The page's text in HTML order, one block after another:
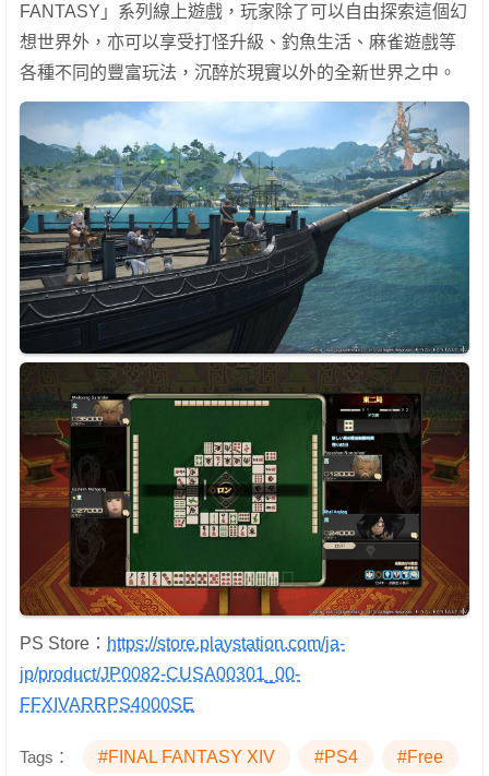
FANTASY」系列線上遊戲，玩家除了可以自由探索這個幻
想世界外，亦可以享受打怪升級、釣魚生活、麻雀遊戲等
各種不同的豐富玩法，沉醉於現實以外的全新世界之中。
PS Store： https://store.playstation.com/ja-
jp/product/JP0082-CUSA00301_00-
FFXIVARRPS4000SE
Tags： #FINAL FANTASY XIV #PS4 #Free